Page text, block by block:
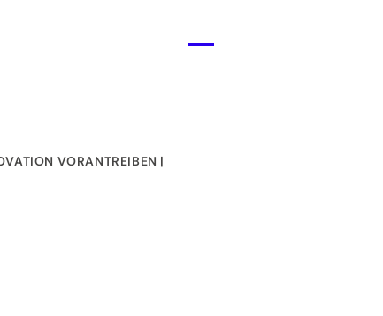
VORANTREIBEN